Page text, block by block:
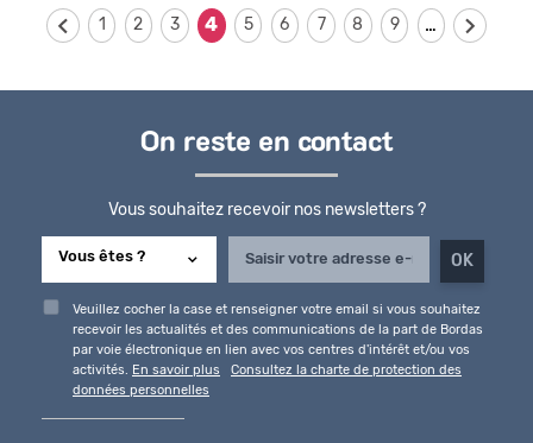
1 2 3 4 5 6 7 8 9 …
On reste en contact
Vous souhaitez recevoir nos newsletters ?
Veuillez cocher la case et renseigner votre email si vous souhaitez
recevoir les actualités et des communications de la part de Bordas
par voie électronique en lien avec vos centres d'intérêt et/ou vos
activités.
En savoir plus
Consultez la charte de protection des
données personnelles